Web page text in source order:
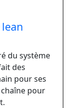
du système
des
pour ses
pour